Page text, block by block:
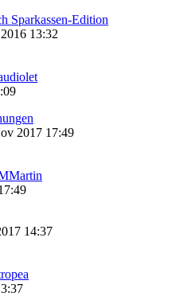
Sparkassen-Edition
13:32
2017 17:49
14:37